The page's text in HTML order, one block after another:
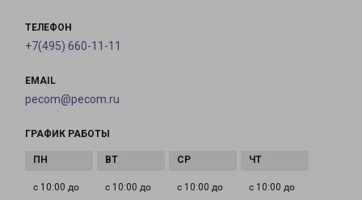
ТЕЛЕФОН
+7(495) 660-11-11
EMAIL
pecom@pecom.ru
ГРАФИК РАБОТЫ
с 10:00 до
с 10:00 до
с 10:00 до
с 10:00 до